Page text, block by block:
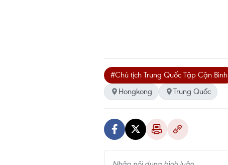
#Chủ tịch Trung Quốc Tập Cận Bình
Hongkong
Trung Quốc